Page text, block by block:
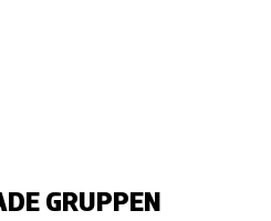
GRUPPEN